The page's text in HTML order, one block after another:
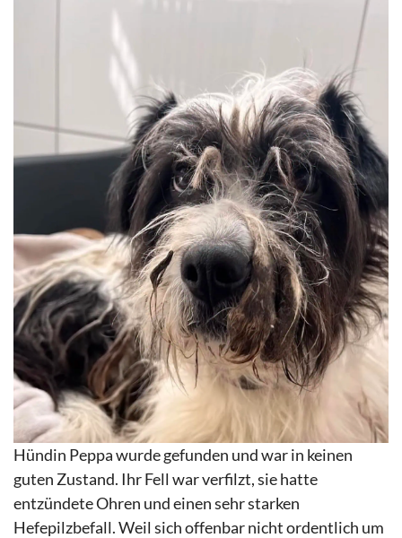
Hündin Peppa wurde gefunden und war in keinen
guten Zustand. Ihr Fell war verfilzt, sie hatte
entzündete Ohren und einen sehr starken
Hefepilzbefall. Weil sich offenbar nicht ordentlich um